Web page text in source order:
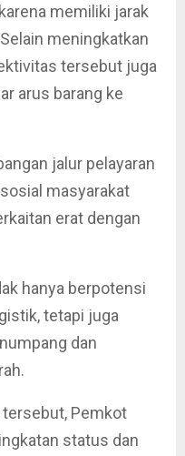
memiliki jarak
meningkatkan
tersebut juga
arus barang ke
jalur pelayaran
masyarakat
erat dengan
hanya berpotensi
tetapi juga
dan
Pemkot
status dan